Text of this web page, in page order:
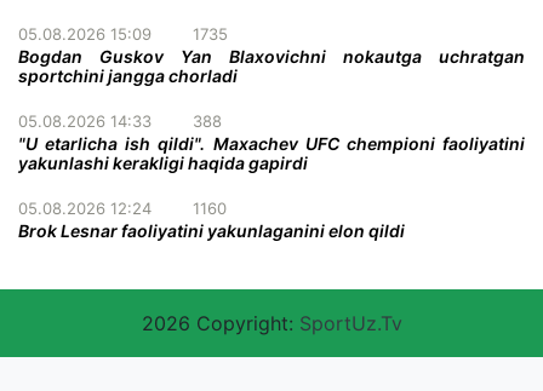
05.08.2026 15:09 1735
Bogdan Guskov Yan Blaxovichni nokautga uchratgan
sportchini jangga chorladi
05.08.2026 14:33 388
"U etarlicha ish qildi". Maxachev UFC chempioni faoliyatini
yakunlashi kerakligi haqida gapirdi
05.08.2026 12:24 1160
Brok Lesnar faoliyatini yakunlaganini elon qildi
2026 Copyright: SportUz.Tv